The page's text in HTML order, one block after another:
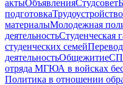
актыОбъявленияСтудсовет
подготовкаТрудоустройство
материалыМолодежная
деятельностьСтуденческая
студенческих семей
деятельностьОбщежитие
отряда МГЮА в войсках
Политика в отношении